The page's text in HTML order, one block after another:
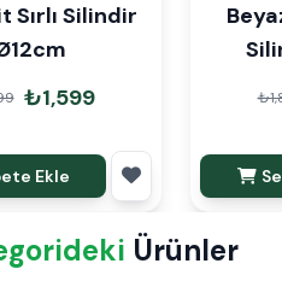
Sırlı Silindir
₺1,599
Ekle
Ürünler